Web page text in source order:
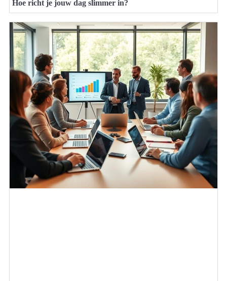
Hoe richt je jouw dag slimmer in?